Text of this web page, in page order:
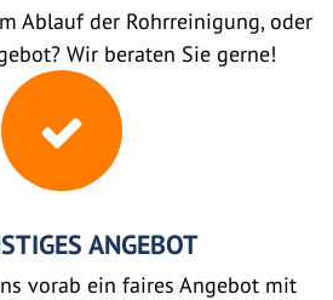
Ablauf der Rohrreinigung, oder
Wir beraten Sie gerne!
ANGEBOT
vorab ein faires Angebot mit